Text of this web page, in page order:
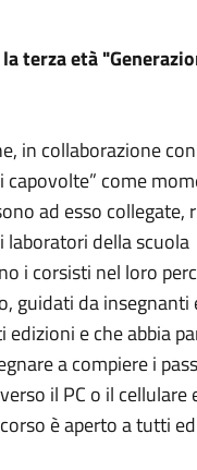
terza età
in collaborazione
capovolte” come
ad esso collegate,
laboratori della scuola
i corsisti nel loro
guidati da insegnanti
e che abbia
a compiere i
il PC o il cellulare
è aperto a tutti